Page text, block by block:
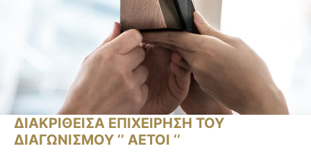
ΔΙΑΚΡΙΘΕΙΣΑ ΕΠΙΧΕΙΡΗΣΗ ΤΟΥ
ΔΙΑΓΩΝΙΣΜΟΥ ‘’ ΑΕΤΟΙ ‘’